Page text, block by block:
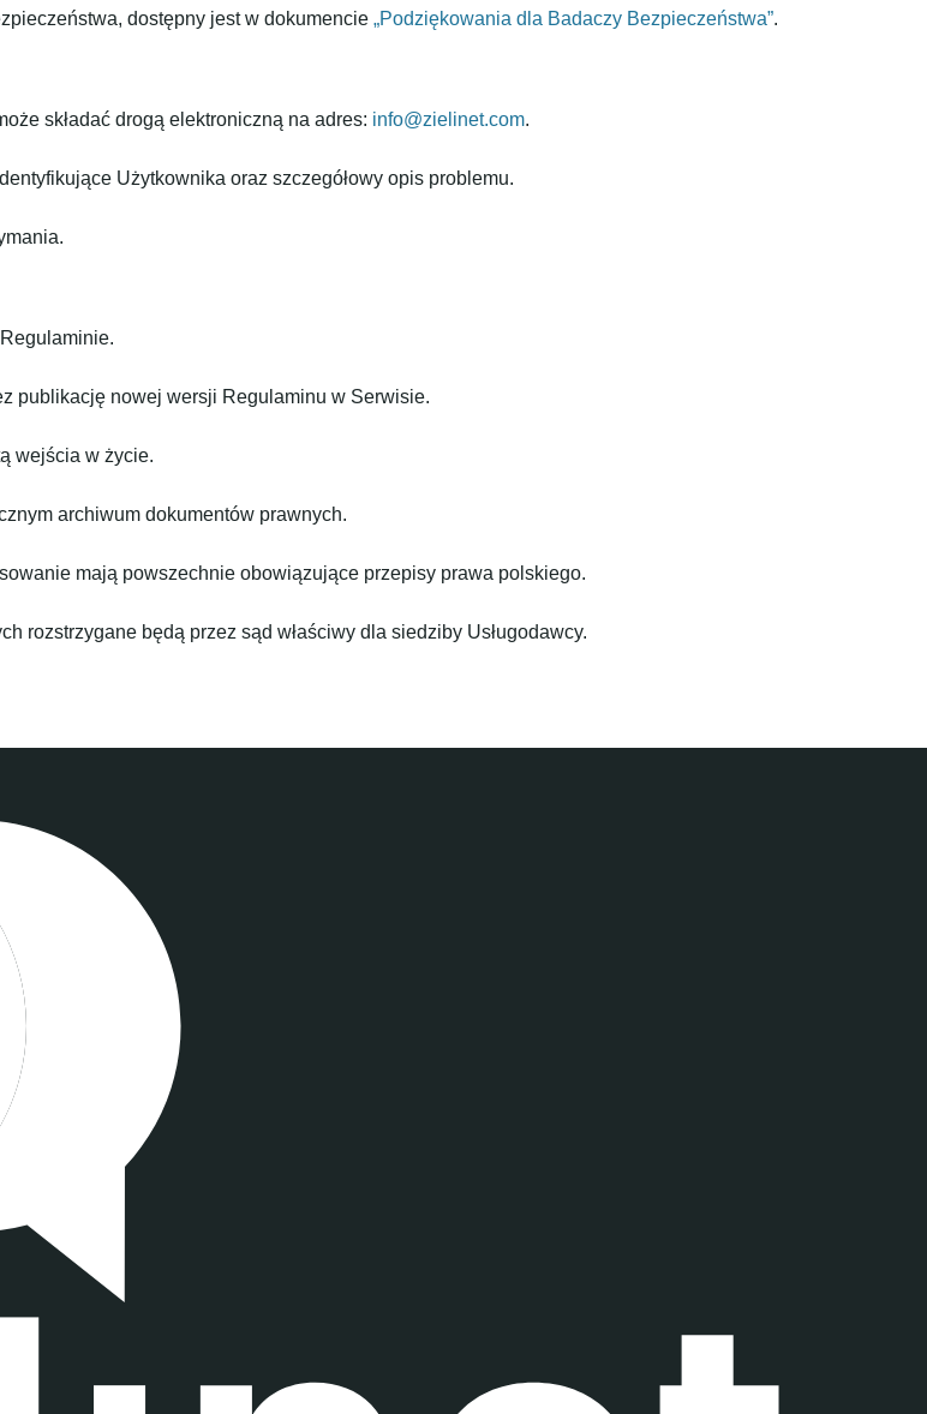
dostępny jest w dokumencie „Podziękowania dla Badaczy Bezpieczeństwa”.
składać drogą elektroniczną na adres: info@zielinet.com.
Użytkownika oraz szczegółowy opis problemu.
publikację nowej wersji Regulaminu w Serwisie.
wejścia w życie.
archiwum dokumentów prawnych.
mają powszechnie obowiązujące przepisy prawa polskiego.
rozstrzygane będą przez sąd właściwy dla siedziby Usługodawcy.